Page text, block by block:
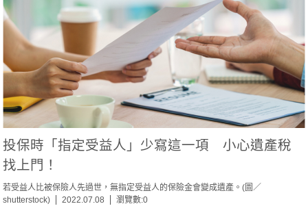
投保時「指定受益人」少寫這一項 小心遺產稅
找上門！
若受益人比被保險人先過世，無指定受益人的保險金會變成遺產。(圖／
shutterstock)
2022.07.08 瀏覽數:0